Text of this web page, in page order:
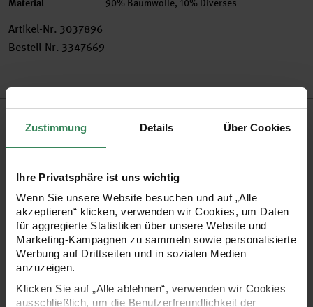
Zustimmung Details Über Cookies
Ihre Privatsphäre ist uns wichtig
Wenn Sie unsere Website besuchen und auf „Alle
akzeptieren“ klicken, verwenden wir Cookies, um Daten
für aggregierte Statistiken über unsere Website und
Marketing-Kampagnen zu sammeln sowie personalisierte
Werbung auf Drittseiten und in sozialen Medien
anzuzeigen.
Klicken Sie auf „Alle ablehnen“, verwenden wir Cookies
ausschließlich, um die Benutzerfreundlichkeit der
90% Baumwolle, 10% Diverses
Artikel-Nr. 3037896
Bestell-Nr. 3347669
Produktbeschreibung
Die Baumwollkordel von HALBACH eignet sich zum Flechten,
Knüpfen, Häkeln, Knoten, Sticken und Vernähen. Gestalten
Sie damit beispielsweise Pflanzenampeln in Makramee-
Technik oder wunderschöne Wandbehänge.
Makramee-Kordel aus recycelter Baumwolle (90%
Baumwolle, 10% Diverses)
Lauflänge: ca. 80 m / 500 g